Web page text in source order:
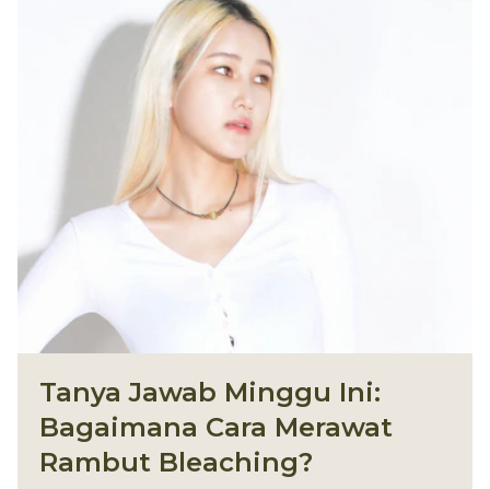
Tanya Jawab Minggu Ini:
Bagaimana Cara Merawat
Rambut Bleaching?